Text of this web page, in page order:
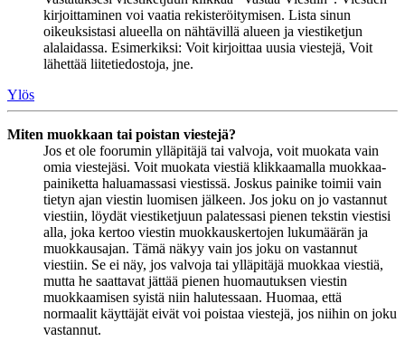
kirjoittaminen voi vaatia rekisteröitymisen. Lista sinun
oikeuksistasi alueella on nähtävillä alueen ja viestiketjun
alalaidassa. Esimerkiksi: Voit kirjoittaa uusia viestejä, Voit
lähettää liitetiedostoja, jne.
Ylös
Miten muokkaan tai poistan viestejä?
Jos et ole foorumin ylläpitäjä tai valvoja, voit muokata vain
omia viestejäsi. Voit muokata viestiä klikkaamalla muokkaa-
painiketta haluamassasi viestissä. Joskus painike toimii vain
tietyn ajan viestin luomisen jälkeen. Jos joku on jo vastannut
viestiin, löydät viestiketjuun palatessasi pienen tekstin viestisi
alla, joka kertoo viestin muokkauskertojen lukumäärän ja
muokkausajan. Tämä näkyy vain jos joku on vastannut
viestiin. Se ei näy, jos valvoja tai ylläpitäjä muokkaa viestiä,
mutta he saattavat jättää pienen huomautuksen viestin
muokkaamisen syistä niin halutessaan. Huomaa, että
normaalit käyttäjät eivät voi poistaa viestejä, jos niihin on joku
vastannut.